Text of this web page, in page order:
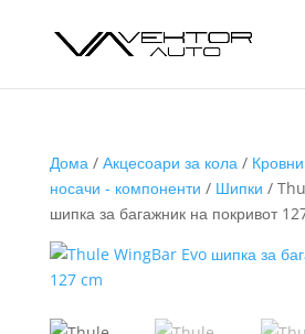
Дома/ Акцесоари за кола/
носачи - компоненти / Шипки /
шипка за багажник на покривот